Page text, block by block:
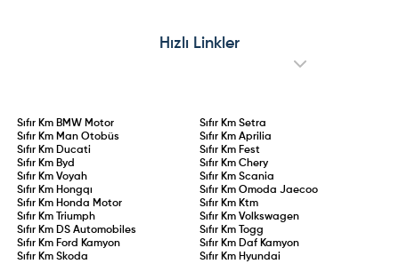
sürücülük süresi kanunlaştı. 75 ceza
puanının aşılması, 0,20 promil üzeri
arızalar ve Ford Edsel’i aratmayan
performansıyla model adeta sınıfta
Hızlı Linkler
Sıfır Km BMW Motor Sıfır Km Setra
Sıfır Km Man Otobüs Sıfır Km Aprilia
Sıfır Km Ducati Sıfır Km Fest
Sıfır Km Byd Sıfır Km Chery
Sıfır KmVoyah Sıfır Km Scania
Sıfır Km Hongqı Sıfır Km Omoda Jaecoo
Sıfır Km Honda Motor Sıfır Km Ktm
Sıfır Km
Triumph Sıfır Km Volkswagen
Sıfır Km DS Automobiles Sıfır Km
Togg
Sıfır Km Ford Kamyon Sıfır Km Daf Kamyon
Sıfır KmSkoda Sıfır Km Hyundai